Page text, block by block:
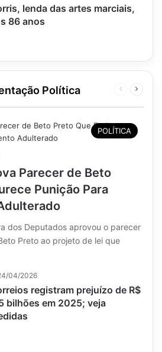
lenda das artes marciais,
86 anos
Política
Página
POLÍTICA
Parecer de Beto
Punição Para
dos Deputados aprovou o parecer
Preto ao projeto de lei que
04/2026
registram prejuízo de R$
bilhões em 2025; veja